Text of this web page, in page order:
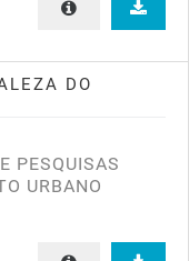
DO
PESQUISAS
URBANO